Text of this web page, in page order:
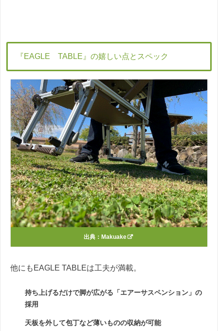
『EAGLE TABLE』の嬉しい点とスペック
出典： Makuake
他にもEAGLE TABLEは工夫が満載。
持ち上げるだけで脚が広がる「エアーサスペンション」の
採用
天板を外して包丁など薄いものの収納が可能